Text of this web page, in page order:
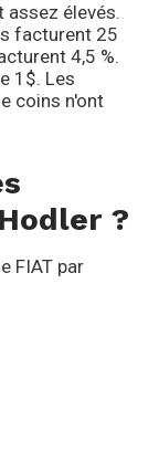
assez élevés.
facturent 25
4,5 %.
1$. Les
coins n'ont
?
FIAT par